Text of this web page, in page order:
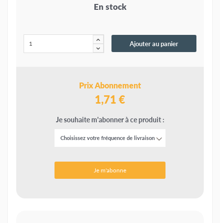
En stock
Ajouter au panier
Prix Abonnement
1,71 €
Je souhaite m'abonner à ce produit :
Je m'abonne